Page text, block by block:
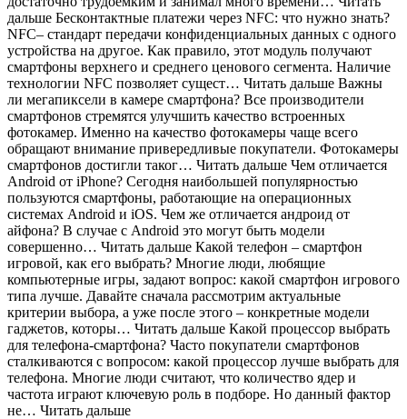
дальше Бесконтактные платежи через NFC: что нужно знать?
NFC– стандарт передачи конфиденциальных данных с одного
устройства на другое. Как правило, этот модуль получают
смартфоны верхнего и среднего ценового сегмента. Наличие
технологии NFC позволяет сущест… Читать дальше Важны
ли мегапиксели в камере смартфона? Все производители
смартфонов стремятся улучшить качество встроенных
фотокамер. Именно на качество фотокамеры чаще всего
обращают внимание привередливые покупатели. Фотокамеры
смартфонов достигли таког… Читать дальше Чем отличается
Android от iPhone? Сегодня наибольшей популярностью
пользуются смартфоны, работающие на операционных
системах Android и iOS. Чем же отличается андроид от
айфона? В случае с Android это могут быть модели
совершенно… Читать дальше Какой телефон – смартфон
игровой, как его выбрать? Многие люди, любящие
компьютерные игры, задают вопрос: какой смартфон игрового
типа лучше. Давайте сначала рассмотрим актуальные
критерии выбора, а уже после этого – конкретные модели
гаджетов, которы… Читать дальше Какой процессор выбрать
для телефона-смартфона? Часто покупатели смартфонов
сталкиваются с вопросом: какой процессор лучше выбрать для
телефона. Многие люди считают, что количество ядер и
частота играют ключевую роль в подборе. Но данный фактор
не… Читать дальше